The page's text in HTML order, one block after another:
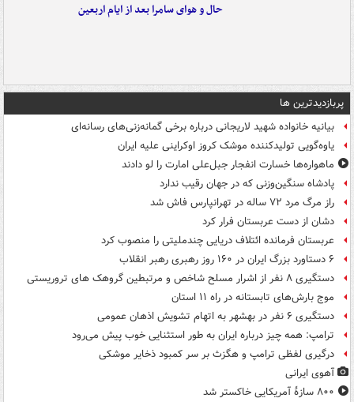
حال و هوای سامرا بعد از ایام اربعین
پربازدیدترین ها
بیانیه خانواده شهید لاریجانی درباره برخی گمانه‌زنی‌های رسانه‌ای
یاوه‌گویی تولیدکننده موشک کروز اوکراینی علیه ایران
ماهواره‌ها خسارت انفجار جبل‌علی امارت را لو دادند
پادشاه سنگین‌وزنی که در جهان رقیب ندارد
راز مرگ مرد ۷۲ ساله در تهرانپارس فاش شد
دشان از دست عربستان فرار کرد
عربستان فرمانده ائتلاف دریایی چندملیتی را منصوب کرد
۶ دستاورد بزرگ ایران در ۱۶۰ روز رهبری رهبر انقلاب
دستگیری ۸ نفر از اشرار مسلح شاخص و مرتبطین گروهک های تروریستی
موج بارش‌های تابستانه در راه ۱۱ استان
دستگیری ۶ نفر در بهشهر به اتهام تشویش اذهان عمومی
ترامپ: همه چیز درباره ایران به طور استثنایی خوب پیش می‌رود
درگیری لفظی ترامپ و هگزث بر سر کمبود ذخایر موشکی
آهوی ایرانی
۸۰۰ سازۀ آمریکایی خاکستر شد